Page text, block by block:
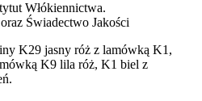
Włókiennictwa.
Świadectwo Jakości
K29 jasny róż z lamówką K1,
K9 lila róż, K1 biel z